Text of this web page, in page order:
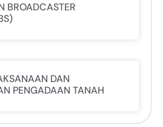
BROADCASTER
DAN
PENGADAAN TANAH